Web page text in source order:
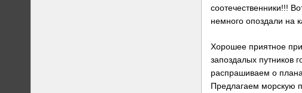
соотечественники!!!
немного опоздали на
Хорошее приятное
запоздалых путников
распрашиваем о
Предлагаем морскую